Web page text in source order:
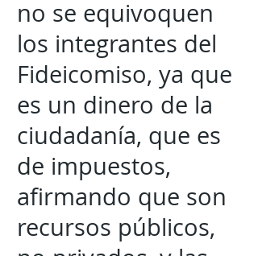
no se equivoquen
los integrantes del
Fideicomiso, ya que
es un dinero de la
ciudadanía, que es
de impuestos,
afirmando que son
recursos públicos,